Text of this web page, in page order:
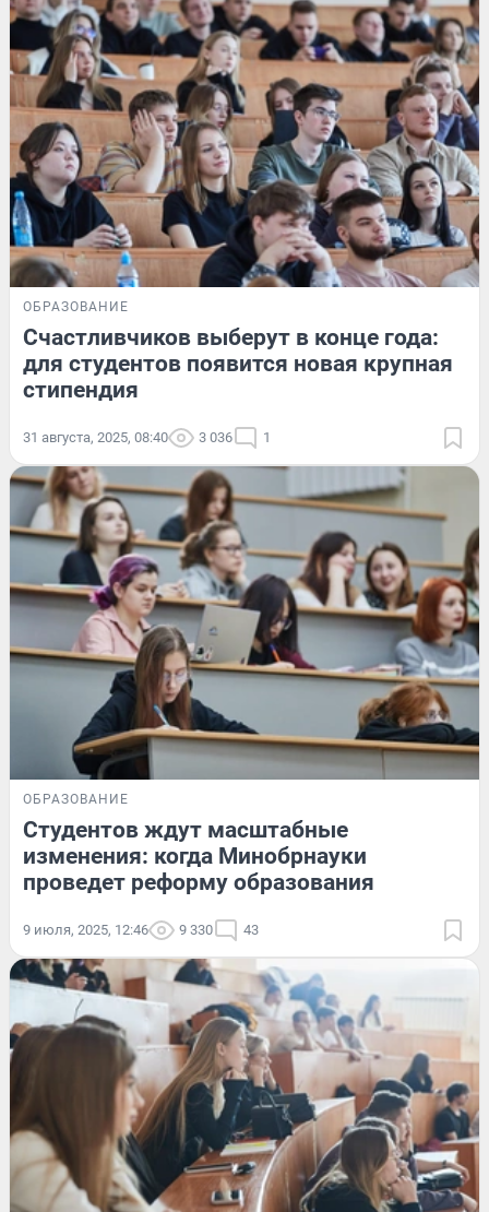
ОБРАЗОВАНИЕ
Счастливчиков выберут в конце года:
для студентов появится новая крупная
стипендия
31 августа, 2025, 08:40 3 036 1
ОБРАЗОВАНИЕ
Студентов ждут масштабные
изменения: когда Минобрнауки
проведет реформу образования
9 июля, 2025, 12:46 9 330 43